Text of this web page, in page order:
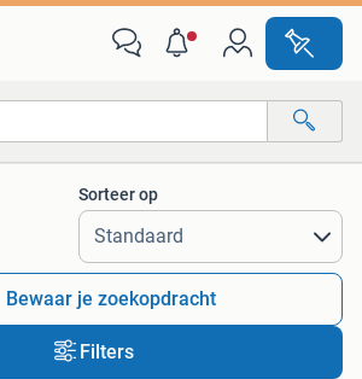
Alle afstanden…
Sorteer op
Bewaar je zoekopdracht
Filters